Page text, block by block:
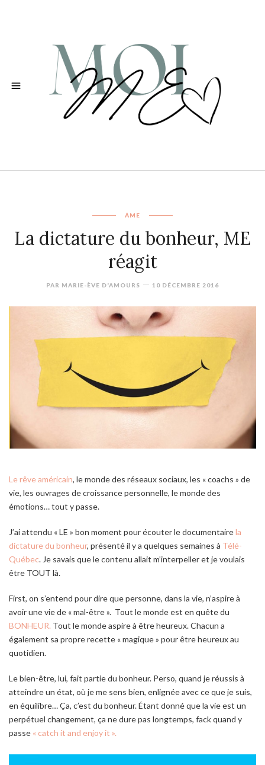
ÂME
La dictature du bonheur, ME
réagit
PAR MARIE-ÈVE D'AMOURS 10 DÉCEMBRE 2016
Le rêve américain, le monde des réseaux sociaux, les « coachs » de
vie, les ouvrages de croissance personnelle, le monde des
émotions… tout y passe.
J’ai attendu « LE » bon moment pour écouter le documentairela
dictature du bonheur, présenté il y a quelques semaines à Télé-
Québec. Je savais que le contenu allait m’interpeller et je voulais
être TOUT là.
First, on s’entend pour dire que personne, dans la vie, n’aspire à
avoir une vie de « mal-être ». Tout le monde est en quête du
BONHEUR. Tout le monde aspire à être heureux. Chacun a
également sa propre recette « magique » pour être heureux au
quotidien.
Le bien-être, lui, fait partie du bonheur. Perso, quand je réussis à
atteindre un état, où je me sens bien, enlignée avec ce que je suis,
en équilibre… Ça, c’est du bonheur. Étant donné que la vie est un
perpétuel changement, ça ne dure pas longtemps, fack quand y
passe « catch it and enjoy it ».